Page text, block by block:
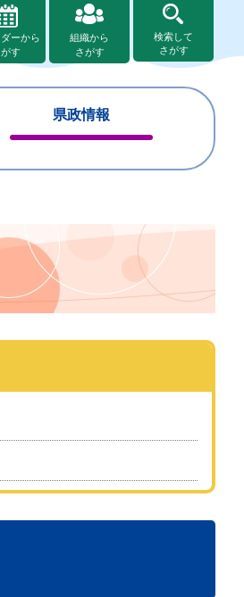
ーから
す
組織から
さがす
検索して
さがす
県政情報
じ